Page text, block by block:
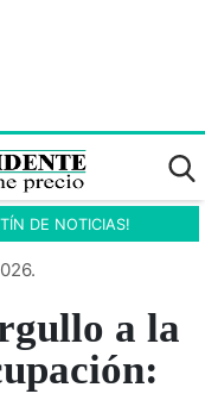
DE NOTICIAS!
a la